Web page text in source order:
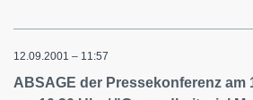
12.09.2001 – 11:57
ABSAGE der Pressekonferenz am